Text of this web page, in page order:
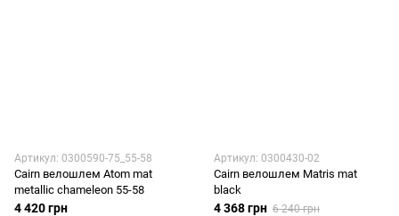
Артикул: 0300590-75_55-58
Cairn велошлем Atom mat
metallic chameleon 55-58
4 420 грн
Артикул: 0300430-02
Cairn велошлем Matris mat
black
4 368 грн 6 240 грн